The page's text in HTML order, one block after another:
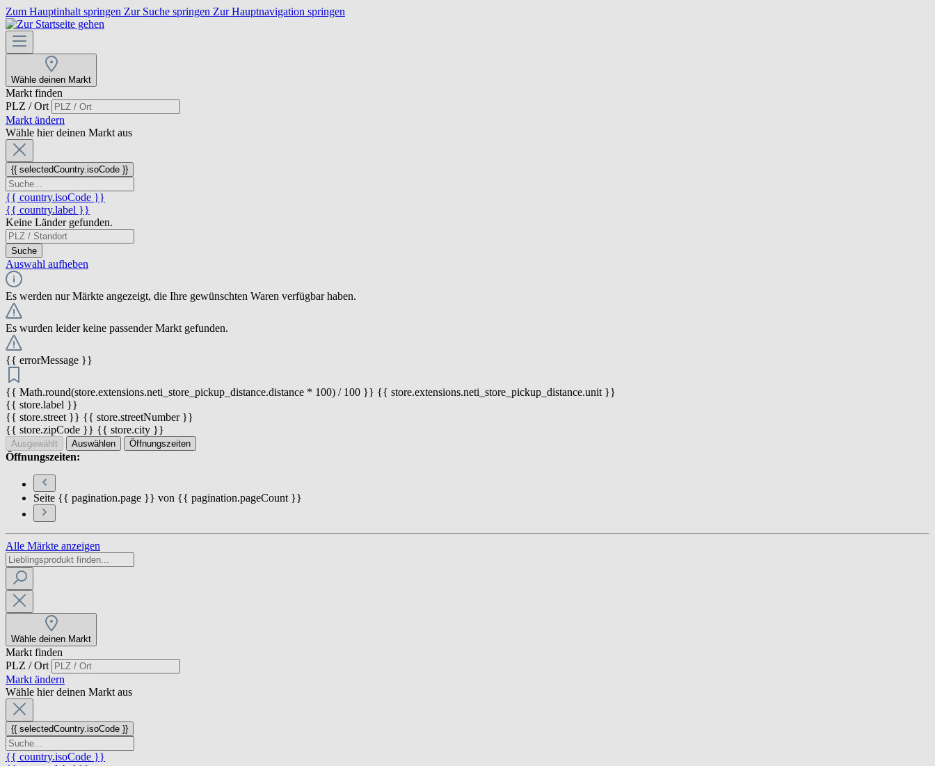
Zum Hauptinhalt springen Zur Suche springen Zur Hauptnavigation springen
Wähle deinen Markt
Markt finden
PLZ / Ort
Markt ändern
Wähle hier deinen Markt aus
{{ selectedCountry.isoCode }}
{{ country.isoCode }}
{{ country.label }}
Keine Länder gefunden.
Suche
Auswahl aufheben
Es werden nur Märkte angezeigt, die Ihre gewünschten Waren verfügbar haben.
Es wurden leider keine passender Markt gefunden.
{{ errorMessage }}
{{ Math.round(store.extensions.neti_store_pickup_distance.distance * 100) / 100 }} {{ store.extensions.neti_store_pickup_distance.unit }}
{{ store.label }}
{{ store.street }} {{ store.streetNumber }}
{{ store.zipCode }} {{ store.city }}
Ausgewählt Auswählen Öffnungszeiten
Öffnungszeiten:
Seite {{ pagination.page }} von {{ pagination.pageCount }}
Alle Märkte anzeigen
Wähle deinen Markt
Markt finden
PLZ / Ort
Markt ändern
Wähle hier deinen Markt aus
{{ selectedCountry.isoCode }}
{{ country.isoCode }}